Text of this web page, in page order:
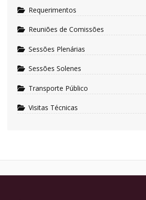
Requerimentos
Reuniões de Comissões
Sessões Plenárias
Sessões Solenes
Transporte Público
Visitas Técnicas